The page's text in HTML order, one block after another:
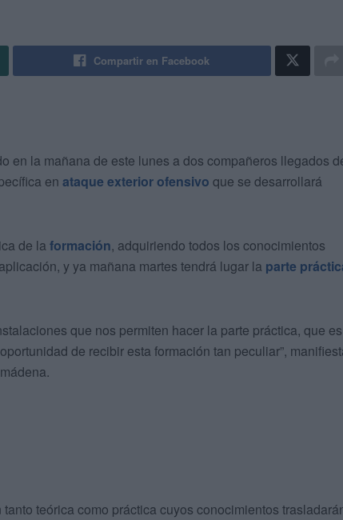
Compartir en Facebook
en la mañana de este lunes a dos compañeros llegados
en ataque exterior ofensivo que se desarrollará
de la formación, adquiriendo todos los conocimientos
y ya mañana martes tendrá lugar la parte
que nos permiten hacer la parte práctica, que es
de recibir esta formación tan peculiar”,
teórica como práctica cuyos conocimientos